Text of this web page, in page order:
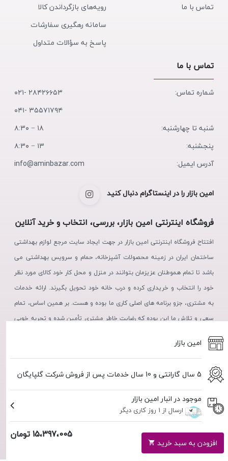
امین بازار
5 سال گارانتی و 10 سال خدمات پس از فروش شرکت گلپایگان
موجود در انبار امین بازار
ارسال از 1 روز کاری دیگر
15،397،005 تومان
افزودن به سبد خرید
تماس با ما
رویه‌های بازگرداندن کالا
سامانه رهگیری سفارشات
پاسخ به سؤالات متداول
تماس با ما
شماره تماس:
۲۸۴۲۶۶۵۳ -۰۲۱
۳۵۵۷۱۷۹۴ -۰۴۱
شنبه تا چهارشنبه:
۱۸ − ۸:۳۰
پنجشنبه:
۱۳ − ۸:۳۰
آدرس ایمیل:
info@aminbazar.com
امین بازار را در اینستاگرام دنبال کنید
فروشگاه اینترنتی امین بازار، بررسی، انتخاب و خرید آنلاین
افتتاح فروشگاه اینترنتی امین بازار در جهت ایجاد سایت مرجع لوازم بهداشتی
ساختمان ایران در زمینه محصولات آشپزخانه، حمام و سرویس بهداشتی می
باشد تا تمام هموطنان عزیزمان بتوانند در منزل و محل کار خود کالای مورد نظر
خود را انتخاب و خریداری کرده و درب خانه خود تحویل بگیرند. ارائه خدمات
به مشتری، جزو برنامه های اصلی کاری ما بوده و هست. بر همین اساس، تمام
سعی و تلاش ما این بوده که رضایت خاطر مشتری تأمین شده و تجربه خوبی
از خرید، در ذهن مشتریان عزیز نقش بندد.
استفاده از مطالب فروشگاه اینترنتی امین بازار فقط برای مقاصد غیرتجاری و
با ذکر منبع بلامانع است. کلیه حقوق این سایت متعلق به فروشگاه آنلاین